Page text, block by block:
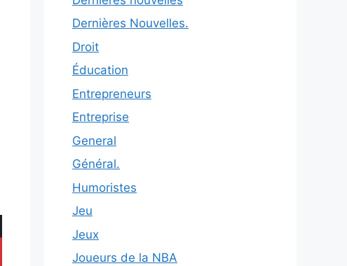
Dernières Nouvelles.
Droit
Éducation
Entrepreneurs
Entreprise
General
Général.
Humoristes
Jeu
Jeux
Joueurs de la NBA